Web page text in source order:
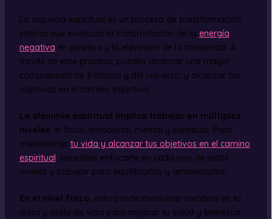
La alquimia espiritual es un proceso de transformación
interna que involucra la transmutación de la energía
negativa en positiva y la elevación de la conciencia. A
través de este proceso, puedes alcanzar una mayor
comprensión de ti mismo y del universo, y alcanzar tus
objetivos en el camino espiritual.
La alquimia espiritual implica trabajar en múltiples
niveles: el físico, emocional, mental y espiritual. Para
transformar tu vida y alcanzar tus objetivos en el camino
espiritual, necesitas enfocarte en cada uno de estos
niveles y trabajar para equilibrarlos y armonizarlos.
En el nivel físico, esto puede involucrar cambios en tu
dieta y estilo de vida para mejorar tu salud y bienestar